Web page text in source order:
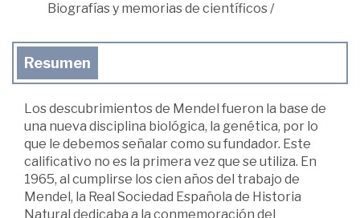
Biografías y memorias de científicos/
Resumen
Los descubrimientos de Mendel fueron la base de
una nueva disciplina biológica, la genética, por lo
que le debemos señalar como su fundador. Este
calificativo no es la primera vez que se utiliza. En
1965, al cumplirse los cien años del trabajo de
Mendel, la Real Sociedad Española de Historia
Natural dedicaba a la conmemoración del